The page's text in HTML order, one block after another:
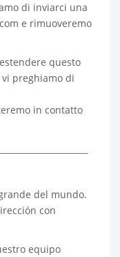
di inviarci una
e rimuoveremo
questo
preghiamo di
in contatto
del mundo.
con
equipo